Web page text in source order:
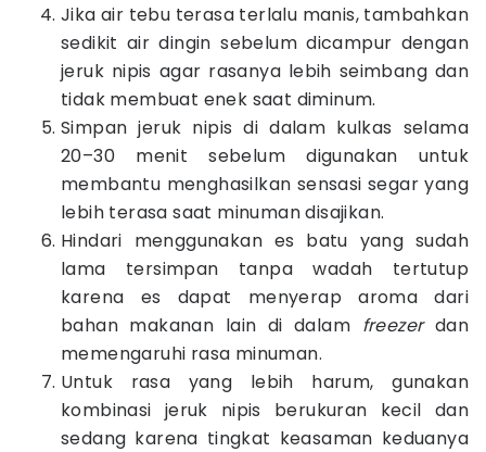
Jika air tebu terasa terlalu manis, tambahkan
sedikit air dingin sebelum dicampur dengan
jeruk nipis agar rasanya lebih seimbang dan
tidak membuat enek saat diminum.
Simpan jeruk nipis di dalam kulkas selama
20–30 menit sebelum digunakan untuk
membantu menghasilkan sensasi segar yang
lebih terasa saat minuman disajikan.
Hindari menggunakan es batu yang sudah
lama tersimpan tanpa wadah tertutup
karena es dapat menyerap aroma dari
bahan makanan lain di dalam freezer dan
memengaruhi rasa minuman.
Untuk rasa yang lebih harum, gunakan
kombinasi jeruk nipis berukuran kecil dan
sedang karena tingkat keasaman keduanya